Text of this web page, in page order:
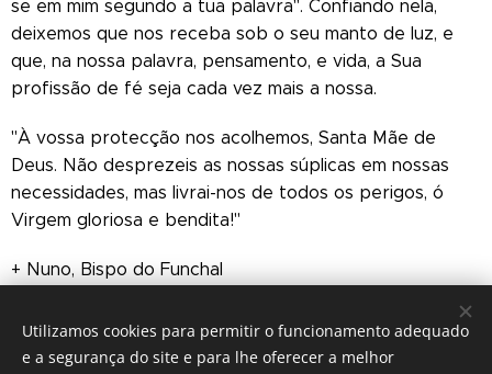
se em mim segundo a tua palavra". Confiando nela,
deixemos que nos receba sob o seu manto de luz, e
que, na nossa palavra, pensamento, e vida, a Sua
profissão de fé seja cada vez mais a nossa.
"À vossa protecção nos acolhemos, Santa Mãe de
Deus. Não desprezeis as nossas súplicas em nossas
necessidades, mas livrai-nos de todos os perigos, ó
Virgem gloriosa e bendita!"
+ Nuno, Bispo do Funchal
Utilizamos cookies para permitir o funcionamento adequado
e a segurança do site e para lhe oferecer a melhor